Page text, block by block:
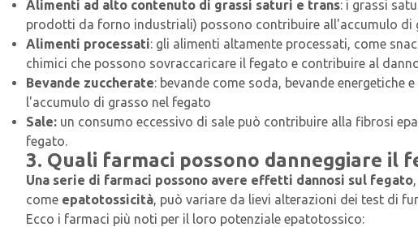
Alimenti ad alto contenuto di grassi saturi e trans: i grassi
prodotti da forno industriali) possono contribuire all'accumulo di
Alimenti processati: gli alimenti altamente processati, come
chimici che possono sovraccaricare il fegato e contribuire al
Bevande zuccherate: bevande come soda, bevande
l'accumulo di grasso nel fegato
Sale: un consumo eccessivo di sale può contribuire alla fibrosi
fegato.
3. Quali farmaci possono danneggiare il
Una serie di farmaci possono avere effetti dannosi sul fegato
come epatotossicità, può variare da lievi alterazioni dei test di
Ecco i farmaci più noti per il loro potenziale epatotossico: